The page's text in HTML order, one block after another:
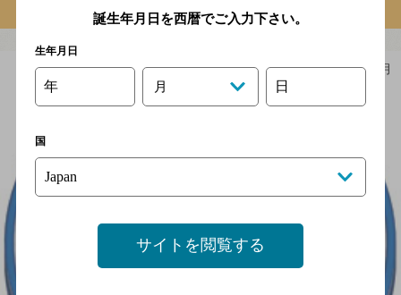
第1回 2014年12月
誕生年月日を西暦でご入力下さい。
生年月日
年 月 日
国
サイトを閲覧する